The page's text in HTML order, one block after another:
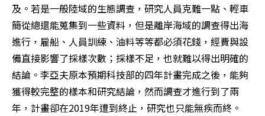
及。若是一般陸域的生態調查，研究人員克難一點、輕車
簡從總還能蒐集到一些資料，但是離岸海域的調查得出海
進行，雇船、人員訓練、油料等等都必須花錢，經費與設
備直接影響了採樣次數；採樣不足，也就難以得出明確的
結論。李亞夫原本預期科技部的四年計畫完成之後，能夠
獲得較完整的樣本和研究結論，然而調查才進行到了兩
年，計畫卻在2019年遭到終止，研究也只能無疾而終。